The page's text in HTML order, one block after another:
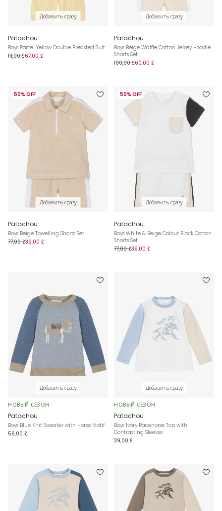
Добавить сразу
Patachou
Boys Pastel Yellow Double Breasted Suit
111,00 £67,00 £
Добавить сразу
Patachou
Boys Beige Waffle Cotton Jersey Hoodie
Shorts Set
100,00 £60,00 £
50% OFF
Добавить сразу
Patachou
Boys Beige Towelling Shorts Set
77,00 £39,00 £
50% OFF
Добавить сразу
Patachou
Boys White & Beige Colour Block Cotton
Shorts Set
77,00 £39,00 £
Добавить сразу
НОВЫЙ СЕЗОН
Patachou
Boys Blue Knit Sweater with Horse Motif
56,00 £
Добавить сразу
НОВЫЙ СЕЗОН
Patachou
Boys Ivory Racehorse Top with
Contrasting Sleeves
39,00 £